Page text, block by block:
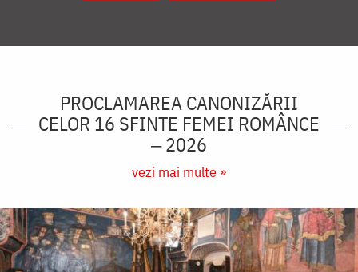
PROCLAMAREA CANONIZĂRII
CELOR 16 SFINTE FEMEI ROMÂNCE
‒ 2026
vezi mai multe »